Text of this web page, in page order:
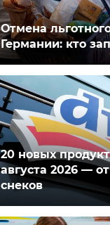
Отмена
Германии: кто
20 новых
августа 2026 —
снеков